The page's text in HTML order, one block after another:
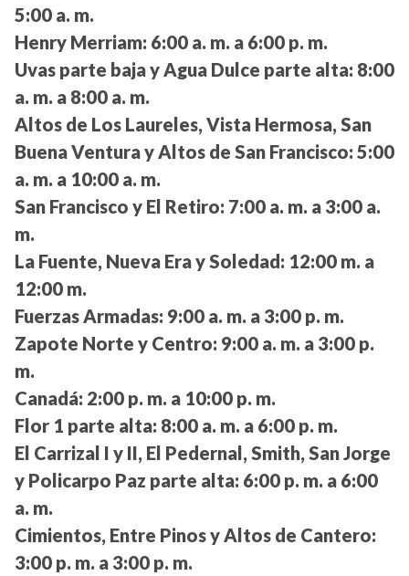
5:00 a. m.
Henry Merriam: 6:00 a. m. a 6:00 p. m.
Uvas parte baja y Agua Dulce parte alta: 8:00
a. m. a 8:00 a. m.
Altos de Los Laureles, Vista Hermosa, San
Buena Ventura y Altos de San Francisco: 5:00
a. m. a 10:00 a. m.
San Francisco y El Retiro: 7:00 a. m. a 3:00 a.
m.
La Fuente, Nueva Era y Soledad: 12:00 m. a
12:00 m.
Fuerzas Armadas: 9:00 a. m. a 3:00 p. m.
Zapote Norte y Centro: 9:00 a. m. a 3:00 p.
m.
Canadá: 2:00 p. m. a 10:00 p. m.
Flor 1 parte alta: 8:00 a. m. a 6:00 p. m.
El Carrizal I y II, El Pedernal, Smith, San Jorge
y Policarpo Paz parte alta: 6:00 p. m. a 6:00
a. m.
Cimientos, Entre Pinos y Altos de Cantero:
3:00 p. m. a 3:00 p. m.